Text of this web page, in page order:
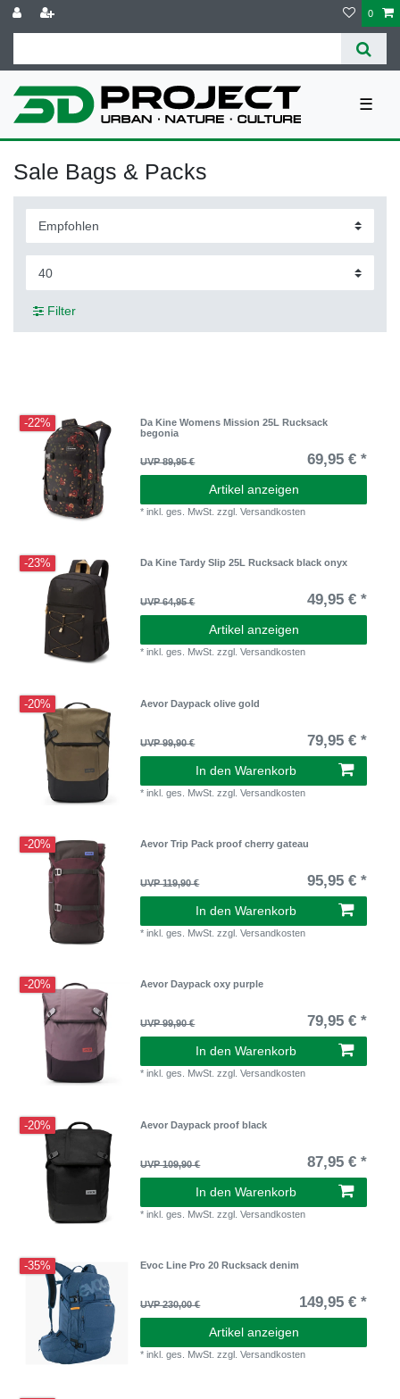
0
☰
Sale Bags & Packs
Filter
-22%
Da Kine Womens Mission 25L Rucksack
begonia
UVP 89,95 € 69,95 € *
Artikel anzeigen
*inkl. ges. MwSt. zzgl.Versandkosten
-23% Da Kine Tardy Slip 25L Rucksack black onyx
UVP 64,95 € 49,95 € *
Artikel anzeigen
*inkl. ges. MwSt. zzgl.Versandkosten
-20% Aevor Daypack olive gold
UVP 99,90 € 79,95 € *
In den Warenkorb
*inkl. ges. MwSt. zzgl.Versandkosten
-20% Aevor Trip Pack proof cherry gateau
UVP 119,90 € 95,95 € *
In den Warenkorb
*inkl. ges. MwSt. zzgl.Versandkosten
-20% Aevor Daypack oxy purple
UVP 99,90 € 79,95 € *
In den Warenkorb
*inkl. ges. MwSt. zzgl.Versandkosten
-20% Aevor Daypack proof black
UVP 109,90 € 87,95 € *
In den Warenkorb
*inkl. ges. MwSt. zzgl.Versandkosten
-35% Evoc Line Pro 20 Rucksack denim
UVP 230,00 € 149,95 € *
Artikel anzeigen
*inkl. ges. MwSt. zzgl.Versandkosten